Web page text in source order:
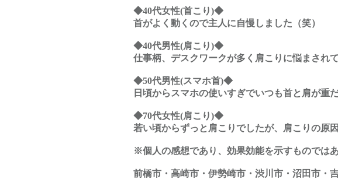
◆40代女性(首こり)◆
首がよく動くので主人に自慢しました（笑）
◆40代男性(肩こり)◆
仕事柄、デスクワークが多く肩こりに悩まされ
◆50代男性(スマホ首)◆
日頃からスマホの使いすぎでいつも首と肩が重
◆70代女性(肩こり)◆
若い頃からずっと肩こりでしたが、肩こりの原
※個人の感想であり、効果効能を示すものでは
前橋市・高崎市・伊勢崎市・渋川市・沼田市・